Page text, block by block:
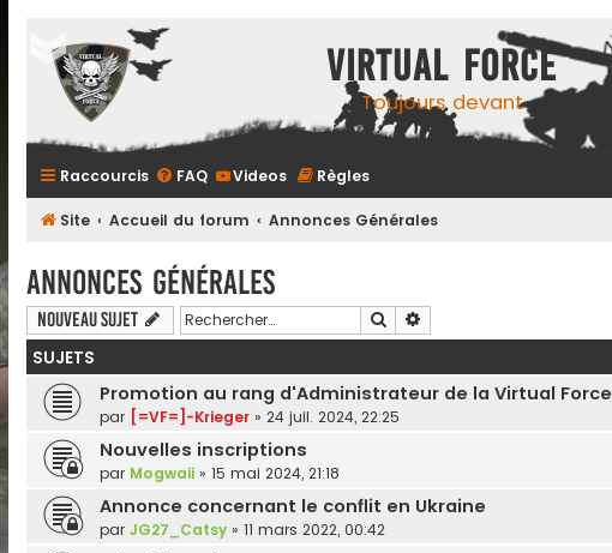
Virtual Force
Toujours devant
Raccourcis FAQ Videos Règles
Site Accueil du forum Annonces Générales
Annonces Générales
Nouveau sujet Rechercher
SUJETS
Promotion au rang d'Administrateur de la Virtual Force
par [=VF=]-Krieger » 24 juil. 2024, 22:25
Nouvelles inscriptions
par Mogwaii » 15 mai 2024, 21:18
Annonce concernant le conflit en Ukraine
par JG27_Catsy » 11 mars 2022, 00:42